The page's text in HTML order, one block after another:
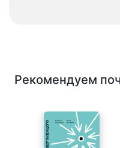
Рекомендуем